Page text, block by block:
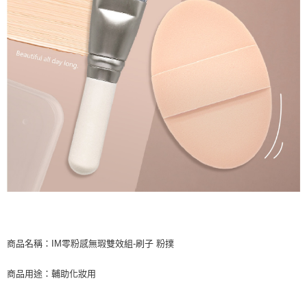
商品名稱：IM零粉感無瑕雙效組-刷子 粉撲
商品用途：輔助化妝用